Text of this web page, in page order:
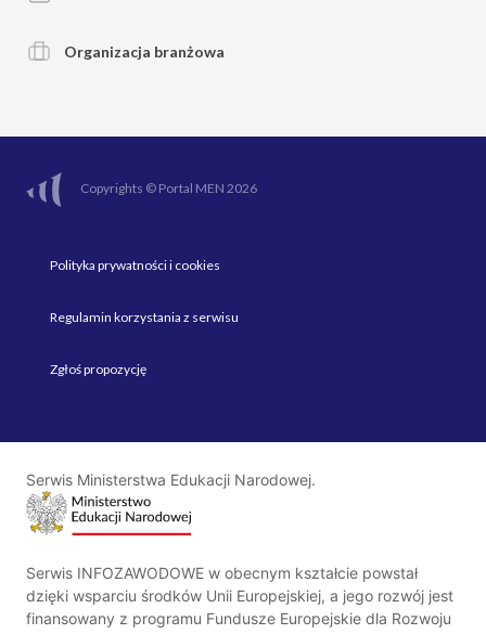
Organizacja branżowa
Copyrights © Portal MEN 2026
Polityka prywatności i cookies
Regulamin korzystania z serwisu
Zgłoś propozycję
Serwis Ministerstwa Edukacji Narodowej.
Serwis INFOZAWODOWE w obecnym kształcie powstał
dzięki wsparciu środków Unii Europejskiej, a jego rozwój jest
finansowany z programu Fundusze Europejskie dla Rozwoju